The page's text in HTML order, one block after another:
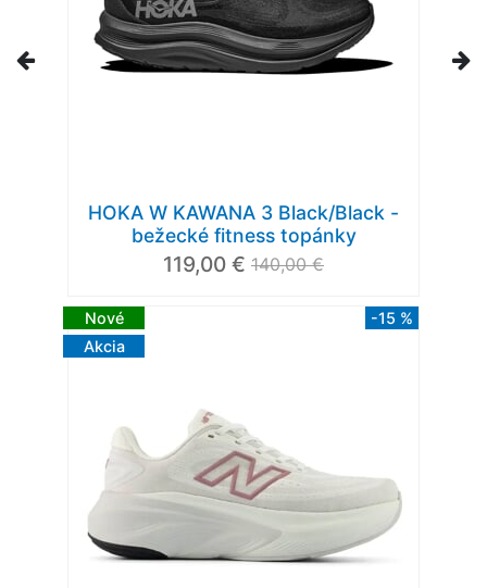
HOKA W KAWANA 3 Black/Black -
bežecké fitness topánky
119,00 € 140,00 €
Nové
Akcia
-15 %